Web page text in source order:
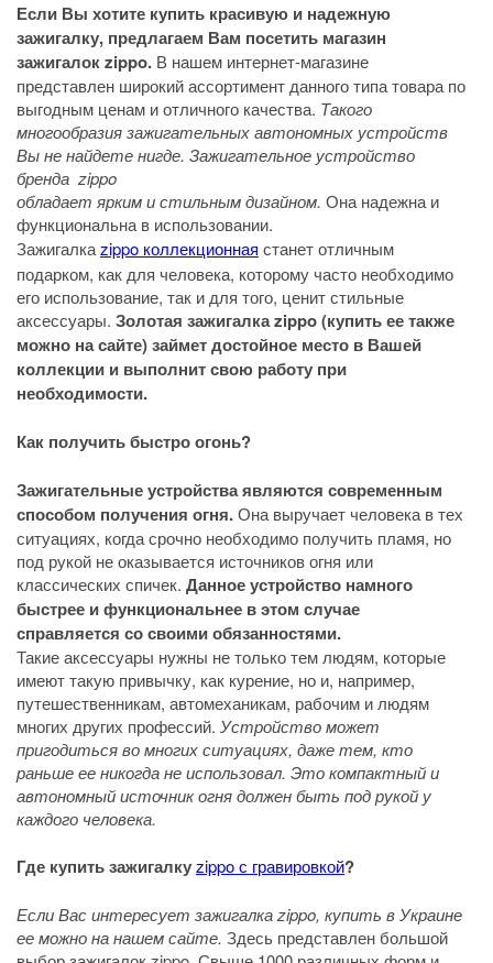
Если Вы хотите купить красивую и надежную
зажигалку, предлагаем Вам посетить магазин
зажигалок zippo. В нашем интернет-магазине
представлен широкий ассортимент данного типа товара по
выгодным ценам и отличного качества. Такого
многообразия зажигательных автономных устройств
Вы не найдете нигде. Зажигательное устройство
бренда zippo
обладает ярким и стильным дизайном. Она надежна и
функциональна в использовании.
Зажигалкаzippo коллекционная станет отличным
подарком, как для человека, которому часто необходимо
его использование, так и для того, ценит стильные
аксессуары. Золотая зажигалка zippo (купить ее также
можно на сайте) займет достойное место в Вашей
коллекции и выполнит свою работу при
необходимости.
Как получить быстро огонь?
Зажигательные устройства являются современным
способом получения огня.Она выручает человека в тех
ситуациях, когда срочно необходимо получить пламя, но
под рукой не оказывается источников огня или
классических спичек. Данное устройство намного
быстрее и функциональнее в этом случае
справляется со своими обязанностями.
Такие аксессуары нужны не только тем людям, которые
имеют такую привычку, как курение, но и, например,
путешественникам, автомеханикам, рабочим и людям
многих других профессий. Устройство может
пригодиться во многих ситуациях, даже тем, кто
раньше ее никогда не использовал. Это компактный и
автономный источник огня должен быть под рукой у
каждого человека.
Где купить зажигалкуzippo с гравировкой?
Если Вас интересует зажигалка zippo, купить в Украине
ее можно на нашем сайте. Здесь представлен большой